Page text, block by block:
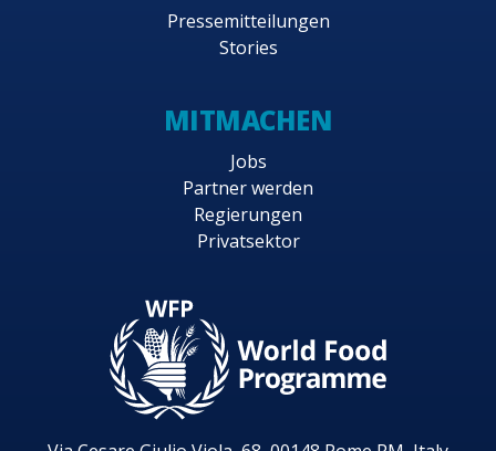
Pressemitteilungen
Stories
MITMACHEN
Jobs
Partner werden
Regierungen
Privatsektor